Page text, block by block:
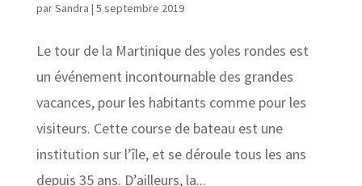
parSandra | 5 septembre 2019
Le tour de la Martinique des yoles rondes est
un événement incontournable des grandes
vacances, pour les habitants comme pour les
visiteurs. Cette course de bateau est une
institution sur l’île, et se déroule tous les ans
depuis 35 ans. D’ailleurs, la...